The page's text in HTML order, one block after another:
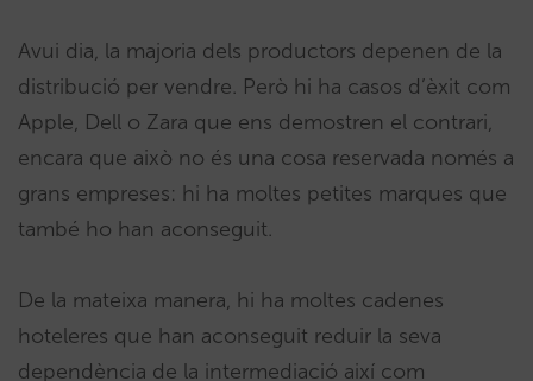
Avui dia, la majoria dels productors depenen de la
distribució per vendre. Però hi ha casos d’èxit com
Apple, Dell o Zara que ens demostren el contrari,
encara que això no és una cosa reservada només a
grans empreses: hi ha moltes petites marques que
també ho han aconseguit.
De la mateixa manera, hi ha moltes cadenes
hoteleres que han aconseguit reduir la seva
dependència de la intermediació així com